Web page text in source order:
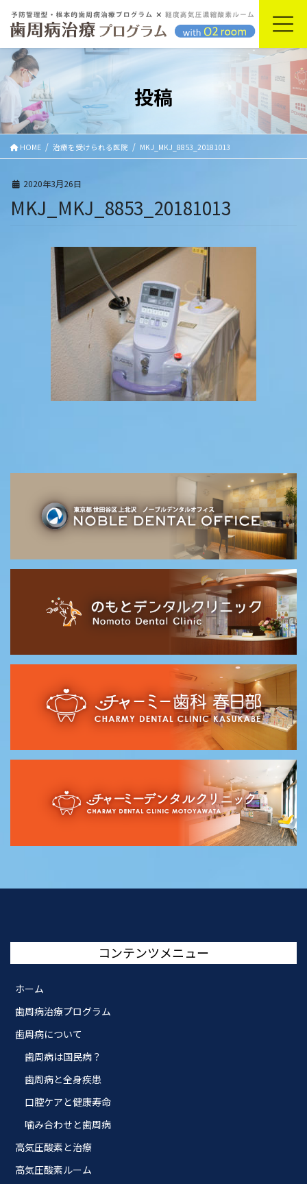
ン
に
動
ー
ョ
に
移
動
投稿
HOME 治療を受けられる医院 MKJ_MKJ_8853_20181013
2020年3月26日
MKJ_MKJ_8853_20181013
コンテンツメニュー
ホーム
歯周病治療プログラム
歯周病について
歯周病は国民病？
歯周病と全身疾患
口腔ケアと健康寿命
噛み合わせと歯周病
高気圧酸素と治療
高気圧酸素ルーム